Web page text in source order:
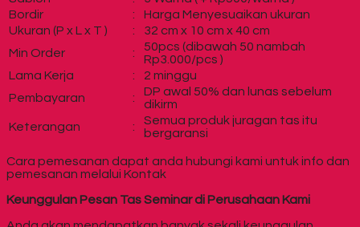
Bordir
:
Harga Menyesuaikan ukuran
Ukuran (P x L x T )
:
32 cm x 10 cm x 40 cm
Min Order
:
50pcs (dibawah 50 nambah
Rp3.000/pcs )
Lama Kerja
:
2 minggu
Pembayaran
:
DP awal 50% dan lunas sebelum
dikirm
Keterangan
:
Semua produk juragan tas itu
bergaransi
Cara pemesanan dapat anda hubungi kami untuk info dan
pemesanan melalui Kontak
Keunggulan Pesan Tas Seminar di Perusahaan Kami